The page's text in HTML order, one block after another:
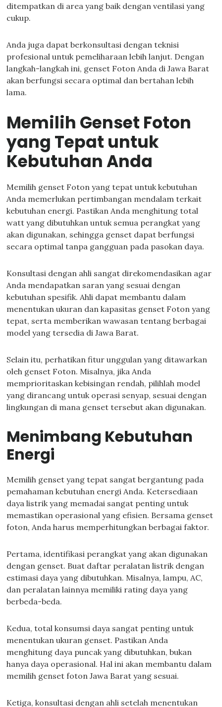
ditempatkan di area yang baik dengan ventilasi yang
cukup.
Anda juga dapat berkonsultasi dengan teknisi
profesional untuk pemeliharaan lebih lanjut. Dengan
langkah-langkah ini, genset Foton Anda di Jawa Barat
akan berfungsi secara optimal dan bertahan lebih
lama.
Memilih Genset Foton
yang Tepat untuk
Kebutuhan Anda
Memilih genset Foton yang tepat untuk kebutuhan
Anda memerlukan pertimbangan mendalam terkait
kebutuhan energi. Pastikan Anda menghitung total
watt yang dibutuhkan untuk semua perangkat yang
akan digunakan, sehingga genset dapat berfungsi
secara optimal tanpa gangguan pada pasokan daya.
Konsultasi dengan ahli sangat direkomendasikan agar
Anda mendapatkan saran yang sesuai dengan
kebutuhan spesifik. Ahli dapat membantu dalam
menentukan ukuran dan kapasitas genset Foton yang
tepat, serta memberikan wawasan tentang berbagai
model yang tersedia di Jawa Barat.
Selain itu, perhatikan fitur unggulan yang ditawarkan
oleh genset Foton. Misalnya, jika Anda
memprioritaskan kebisingan rendah, pilihlah model
yang dirancang untuk operasi senyap, sesuai dengan
lingkungan di mana genset tersebut akan digunakan.
Menimbang Kebutuhan
Energi
Memilih genset yang tepat sangat bergantung pada
pemahaman kebutuhan energi Anda. Ketersediaan
daya listrik yang memadai sangat penting untuk
memastikan operasional yang efisien. Bersama genset
foton, Anda harus memperhitungkan berbagai faktor.
Pertama, identifikasi perangkat yang akan digunakan
dengan genset. Buat daftar peralatan listrik dengan
estimasi daya yang dibutuhkan. Misalnya, lampu, AC,
dan peralatan lainnya memiliki rating daya yang
berbeda-beda.
Kedua, total konsumsi daya sangat penting untuk
menentukan ukuran genset. Pastikan Anda
menghitung daya puncak yang dibutuhkan, bukan
hanya daya operasional. Hal ini akan membantu dalam
memilih genset foton Jawa Barat yang sesuai.
Ketiga, konsultasi dengan ahli setelah menentukan